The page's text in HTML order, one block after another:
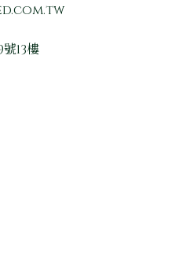
13樓